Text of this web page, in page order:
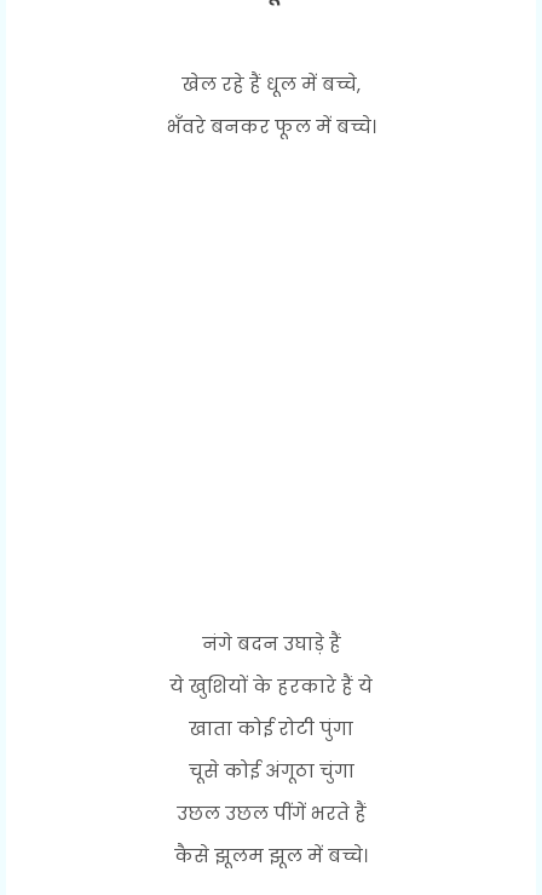
खेल रहे हैं धूल में बच्चे,
भँवरे बनकर फूल में बच्चे।
नंगे बदन उघाड़े हैं
ये खुशियों के हरकारे हैं ये
खाता कोई रोटी पुंगा
चूसे कोई अंगूठा चुंगा
उछल उछल पींगें भरते हैं
कैसे झूलम झूल में बच्चे।